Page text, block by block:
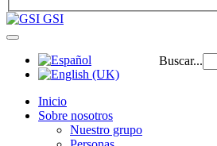
GSI
Buscar...
Inicio
Sobre nosotros
Nuestro grupo